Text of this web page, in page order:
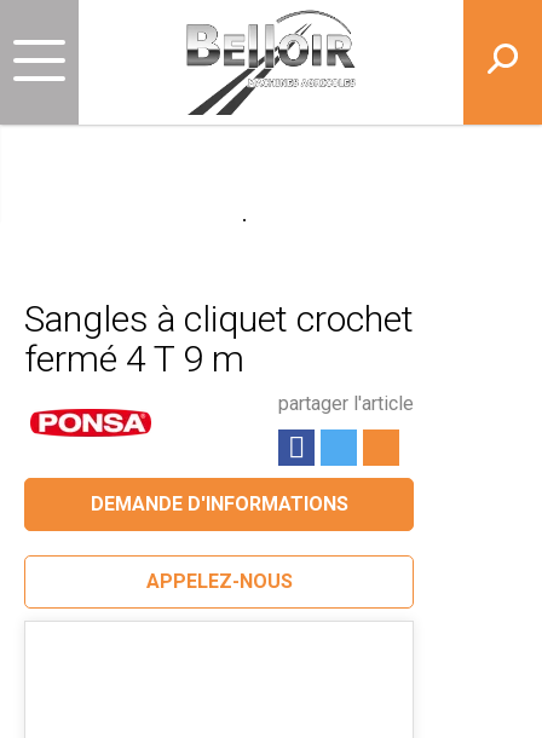
Sangles à cliquet crochet
fermé 4 T 9 m
partager l'article
DEMANDE D'INFORMATIONS
APPELEZ-NOUS